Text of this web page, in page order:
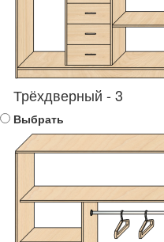
Трёхдверный - 3
Выбрать